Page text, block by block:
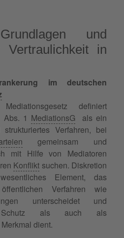
und
Vertraulichkeit in
im deutschen
definiert
1 MediationsG als ein
Verfahren, bei
gemeinsam und
mit Hilfe von Mediatoren
Konflikt suchen. Diskretion
Element, das
Verfahren wie
unterscheidet und
als auch als
dient.